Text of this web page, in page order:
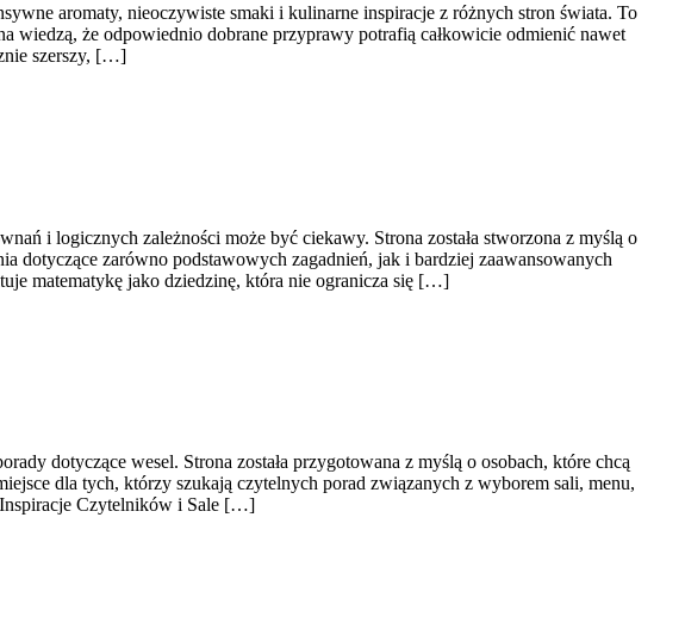
aromaty, nieoczywiste smaki i kulinarne inspiracje z różnych stron świata. To
wiedzą, że odpowiednio dobrane przyprawy potrafią całkowicie odmienić nawet
szerszy, […]
i logicznych zależności może być ciekawy. Strona została stworzona z myślą o
dotyczące zarówno podstawowych zagadnień, jak i bardziej zaawansowanych
matematykę jako dziedzinę, która nie ogranicza się […]
dotyczące wesel. Strona została przygotowana z myślą o osobach, które chcą
dla tych, którzy szukają czytelnych porad związanych z wyborem sali, menu,
Inspiracje Czytelników i Sale […]